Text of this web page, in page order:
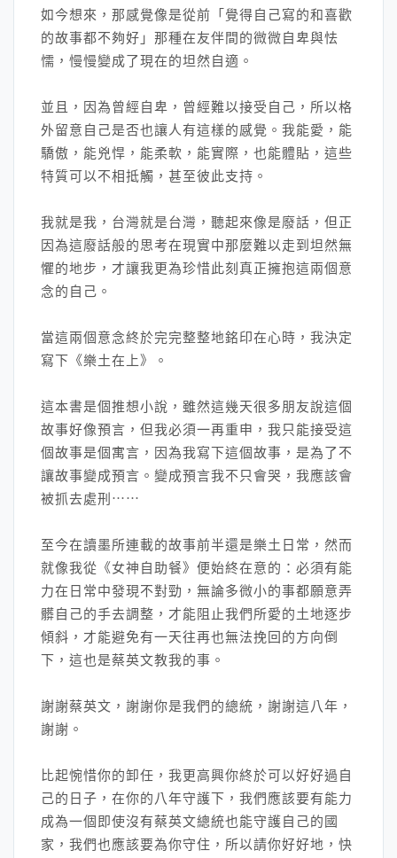
如今想來，那感覺像是從前「覺得自己寫的和喜歡
的故事都不夠好」那種在友伴間的微微自卑與怯
懦，慢慢變成了現在的坦然自適。
並且，因為曾經自卑，曾經難以接受自己，所以格
外留意自己是否也讓人有這樣的感覺。我能愛，能
驕傲，能兇悍，能柔軟，能實際，也能體貼，這些
特質可以不相抵觸，甚至彼此支持。
我就是我，台灣就是台灣，聽起來像是廢話，但正
因為這廢話般的思考在現實中那麼難以走到坦然無
懼的地步，才讓我更為珍惜此刻真正擁抱這兩個意
念的自己。
當這兩個意念終於完完整整地銘印在心時，我決定
寫下《樂土在上》。
這本書是個推想小說，雖然這幾天很多朋友說這個
故事好像預言，但我必須一再重申，我只能接受這
個故事是個寓言，因為我寫下這個故事，是為了不
讓故事變成預言。變成預言我不只會哭，我應該會
被抓去處刑⋯⋯
至今在讀墨所連載的故事前半還是樂土日常，然而
就像我從《女神自助餐》便始終在意的：必須有能
力在日常中發現不對勁，無論多微小的事都願意弄
髒自己的手去調整，才能阻止我們所愛的土地逐步
傾斜，才能避免有一天往再也無法挽回的方向倒
下，這也是蔡英文教我的事。
謝謝蔡英文，謝謝你是我們的總統，謝謝這八年，
謝謝。
比起惋惜你的卸任，我更高興你終於可以好好過自
己的日子，在你的八年守護下，我們應該要有能力
成為一個即使沒有蔡英文總統也能守護自己的國
家，我們也應該要為你守住，所以請你好好地，快